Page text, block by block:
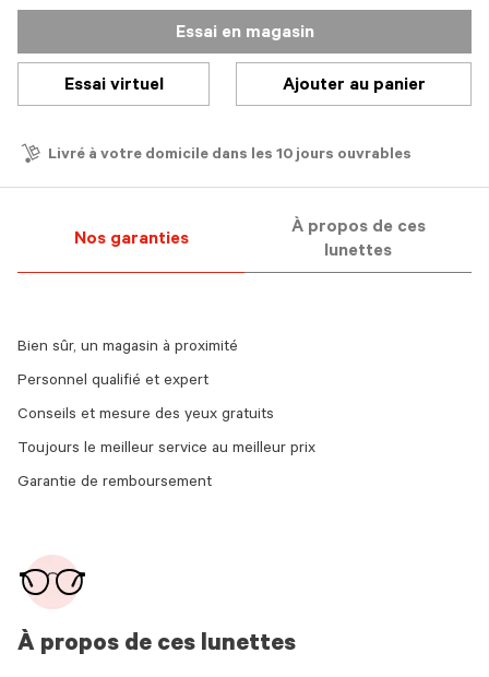
Essai en magasin
Essai virtuel Ajouter au panier
Livré à votre domicile dans les 10 jours ouvrables
Nos garanties
À propos de ces
lunettes
À propos de ces lunettes
Bien sûr, un magasin à proximité
Personnel qualifié et expert
Conseils et mesure des yeux gratuits
Toujours le meilleur service au meilleur prix
Garantie de remboursement